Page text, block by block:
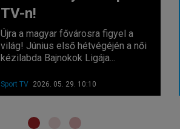
TV-n!
Újra a magyar fővárosra figyel a
világ! Június első hétvégéjén a női
kézilabda Bajnokok Ligája...
Sport TV 2026. 05. 29. 10:10